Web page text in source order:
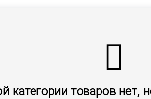
категории товаров нет,